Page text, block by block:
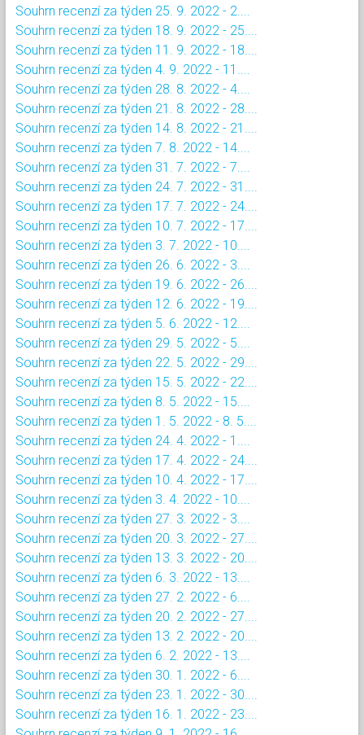
Souhrn recenzí za týden 25. 9. 2022 - 2....
Souhrn recenzí za týden 18. 9. 2022 - 25....
Souhrn recenzí za týden 11. 9. 2022 - 18....
Souhrn recenzí za týden 4. 9. 2022 - 11....
Souhrn recenzí za týden 28. 8. 2022 - 4....
Souhrn recenzí za týden 21. 8. 2022 - 28....
Souhrn recenzí za týden 14. 8. 2022 - 21....
Souhrn recenzí za týden 7. 8. 2022 - 14....
Souhrn recenzí za týden 31. 7. 2022 - 7....
Souhrn recenzí za týden 24. 7. 2022 - 31....
Souhrn recenzí za týden 17. 7. 2022 - 24....
Souhrn recenzí za týden 10. 7. 2022 - 17....
Souhrn recenzí za týden 3. 7. 2022 - 10....
Souhrn recenzí za týden 26. 6. 2022 - 3....
Souhrn recenzí za týden 19. 6. 2022 - 26....
Souhrn recenzí za týden 12. 6. 2022 - 19....
Souhrn recenzí za týden 5. 6. 2022 - 12....
Souhrn recenzí za týden 29. 5. 2022 - 5....
Souhrn recenzí za týden 22. 5. 2022 - 29....
Souhrn recenzí za týden 15. 5. 2022 - 22....
Souhrn recenzí za týden 8. 5. 2022 - 15....
Souhrn recenzí za týden 1. 5. 2022 - 8. 5....
Souhrn recenzí za týden 24. 4. 2022 - 1....
Souhrn recenzí za týden 17. 4. 2022 - 24....
Souhrn recenzí za týden 10. 4. 2022 - 17....
Souhrn recenzí za týden 3. 4. 2022 - 10....
Souhrn recenzí za týden 27. 3. 2022 - 3....
Souhrn recenzí za týden 20. 3. 2022 - 27....
Souhrn recenzí za týden 13. 3. 2022 - 20....
Souhrn recenzí za týden 6. 3. 2022 - 13....
Souhrn recenzí za týden 27. 2. 2022 - 6....
Souhrn recenzí za týden 20. 2. 2022 - 27....
Souhrn recenzí za týden 13. 2. 2022 - 20....
Souhrn recenzí za týden 6. 2. 2022 - 13....
Souhrn recenzí za týden 30. 1. 2022 - 6....
Souhrn recenzí za týden 23. 1. 2022 - 30....
Souhrn recenzí za týden 16. 1. 2022 - 23....